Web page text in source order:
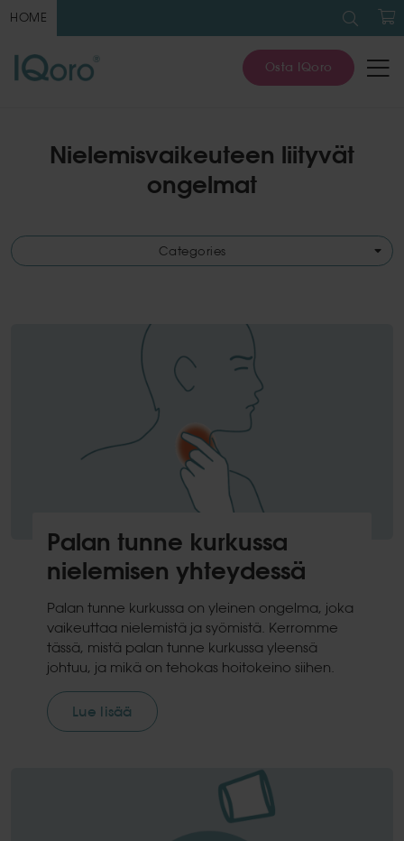
HOME for:
Osta IQoro
Nielemisvaikeuteen liityvät
ongelmat
Categories
Palan tunne kurkussa
nielemisen yhteydessä
Palan tunne kurkussa on yleinen ongelma, joka
vaikeuttaa nielemistä ja syömistä. Kerromme
tässä, mistä palan tunne kurkussa yleensä
johtuu, ja mikä on tehokas hoitokeino siihen.
Lue lisää